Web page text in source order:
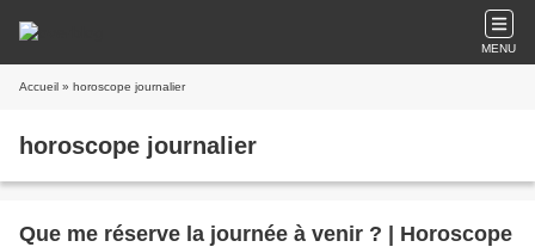
MENU
Accueil » horoscope journalier
horoscope journalier
Que me réserve la journée à venir ? | Horoscope